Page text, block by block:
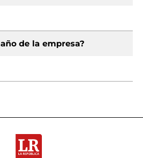
de la empresa?